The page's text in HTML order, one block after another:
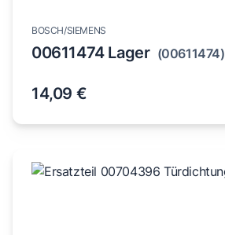
BOSCH/SIEMENS
(00611474)
14,09 €